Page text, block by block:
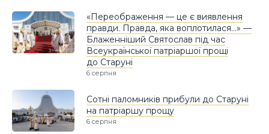
«Переображення — це є виявлення
правди. Правда, яка воплотилася…» —
Блаженніший Святослав під час
Всеукраїнської патріаршої прощі
до Старуні
6 серпня
Сотні паломників прибули до Старуні
на патріаршу прощу
6 серпня